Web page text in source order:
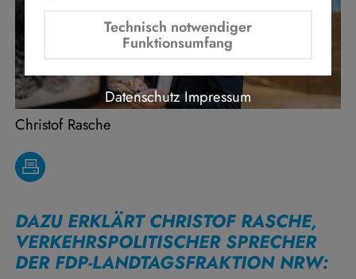
Christof Rasche
DAZU ERKLÄRT CHRISTOF RASCHE,
VERKEHRSPOLITISCHER SPRECHER
DER FDP-LANDTAGSFRAKTION NRW:
Technisch notwendiger
Funktionsumfang
Datenschutz Impressum